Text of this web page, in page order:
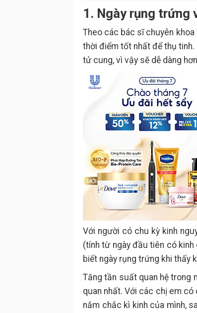
1. Ngày rụng trứng
Theo các bác sĩ chuyên
thời điểm tốt nhất để thụ
tử cung, vì vậy sẽ dễ dàng
Với người có chu kỳ kinh
(tính từ ngày đầu tiên có
biết ngày rụng trứng khi thấy
Tăng tần suất quan hệ trong
quan nhất. Với các chị em
nắm chắc kì kinh của mình,